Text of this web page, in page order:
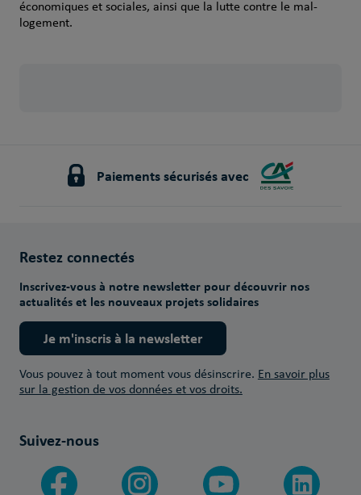
économiques et sociales, ainsi que la lutte contre le mal-
logement.
Paiements sécurisés avec
Restez connectés
Inscrivez-vous à notre newsletter pour découvrir nos
actualités et les nouveaux projets solidaires
Je m'inscris à la newsletter
Vous pouvez à tout moment vous désinscrire. En savoir plus
sur la gestion de vos données et vos droits.
Suivez-nous